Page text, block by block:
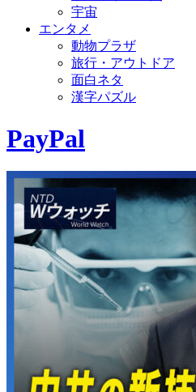
宇宙
エンタメ
動物プラザ
旅行・アウトドア
面白ネタ
漢字パズル
PayPal